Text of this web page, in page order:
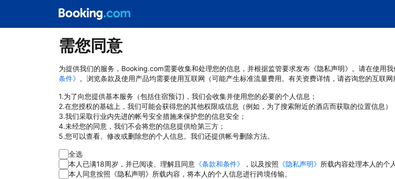
需您同意
为提供我们的服务，Booking.com需要收集和处理您的信息，并根据监管要求发布《隐私声明》。请在使用
条件》 。浏览条款及使用产品均需要使用互联网（可能产生标准流量费用。有关资费详情，请咨询您的互联网
1.为了向您提供基本服务（包括住宿预订)，我们会收集并使用您的必要的个人信息；
2.在您授权的基础上，我们可能会获得您的其他权限或信息（例如，为了搜索附近的酒店而获取的位置信息）
3.我们采取行业内先进的帐号安全措施来保护您的信息安全；
4.未经您的同意，我们不会将您的信息提供给第三方；
5.您可以查看、修改或删除您的个人信息。我们还提供帐号删除方法。
全选
本人已满18周岁，并已阅读、理解且同意 《条款和条件》 ，以及按照 《隐私声明》 所载内容处理本人的个
本人同意按照《隐私声明》所载内容，将本人的个人信息进行跨境传输。